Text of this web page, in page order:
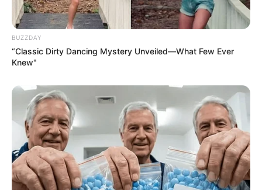
Her Story Isn't What You Think—You''ll Be
Surprised
BRAINBERRIES
BUZZDAY
“Classic Dirty Dancing Mystery Unveiled—What Few Ever
Knew"